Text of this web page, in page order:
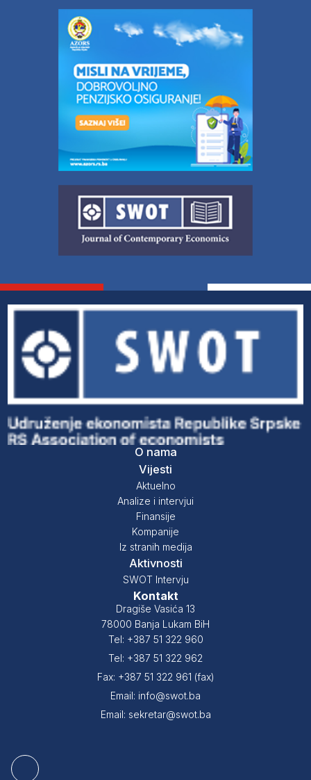
O nama
Vijesti
Aktuelno
Analize i intervjui
Finansije
Kompanije
Iz stranih medija
Aktivnosti
SWOT Intervju
Kontakt
Dragiše Vasića 13
78000 Banja Lukam BiH
Tel: +387 51 322 960
Tel: +387 51 322 962
Fax: +387 51 322 961 (fax)
Email: info@swot.ba
Email: sekretar@swot.ba